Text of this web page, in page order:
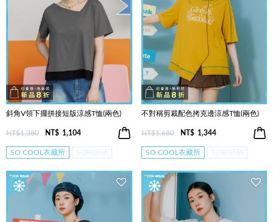
斜角V領下擺拼接短版涼感T恤(兩色)
NT$1,380 NT$ 1,104
SO COOL衣藏所 SORONA
不對稱剪裁配色拷克邊涼感T恤(兩色)
NT$1,680 NT$ 1,344
SO COOL衣藏所 SORONA